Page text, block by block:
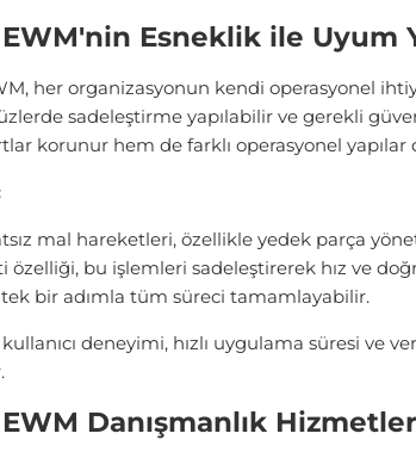
EWM'nin Esneklik ile Uyum
her organizasyonun kendi operasyonel
sadeleştirme yapılabilir ve gerekli
korunur hem de farklı operasyonel yapılar
mal hareketleri, özellikle yedek parça
özelliği, bu işlemleri sadeleştirerek hız ve
bir adımla tüm süreci tamamlayabilir.
deneyimi, hızlı uygulama süresi ve
Danışmanlık